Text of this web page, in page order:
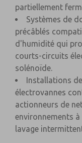
partiellement
Systèmes de
précâblés
d'humidité qui
courts-circuits
solénoïde.
Installations
électrovannes
actionneurs de
environnements
lavage